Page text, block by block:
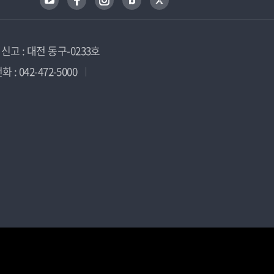
고 : 대전 동구-0233호
: 042-472-5000